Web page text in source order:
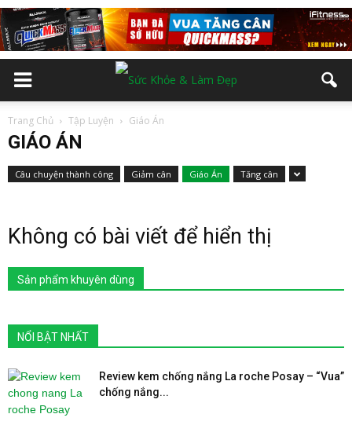
Trang Chủ Tập Luyện Giáo Án
GIÁO ÁN
Câu chuyện thành công Giảm cân Giáo Án Tăng cân
Không có bài viết để hiển thị
Sản phẩm khuyên dùng
NỔI BẬT NHẤT
Review kem chống nắng La roche Posay – “Vua”
chống nắng...